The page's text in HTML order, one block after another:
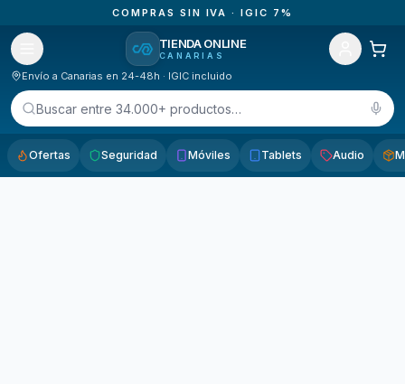
COMPRAS SIN IVA · IGIC 7%
TIENDA ONLINE
CANARIAS
Envío a Canarias en 24-48h · IGIC incluido
Buscar entre 34.000+ productos…
Ofertas Seguridad Móviles Tablets Audio